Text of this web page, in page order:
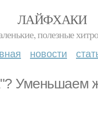
ЛАЙФХАКИ
полезные
новости
Уменьшаем